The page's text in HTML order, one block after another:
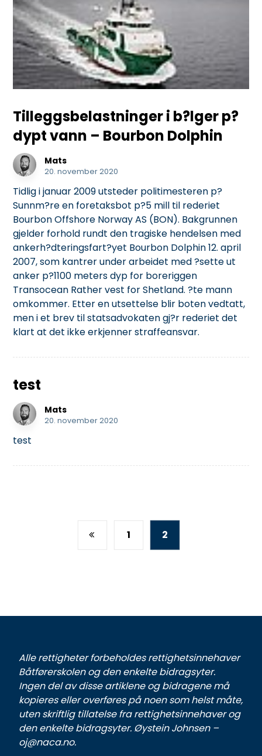
Tilleggsbelastninger i b?lger p?
dypt vann – Bourbon Dolphin
Mats
20. november 2020
Tidlig i januar 2009 utsteder politimesteren p?
Sunnm?re en foretaksbot p?5 mill til rederiet
Bourbon Offshore Norway AS (BON). Bakgrunnen
gjelder forhold rundt den tragiske hendelsen med
ankerh?dteringsfart?yet Bourbon Dolphin 12. april
2007, som kantrer under arbeidet med ?sette ut
anker p?1100 meters dyp for boreriggen
Transocean Rather vest for Shetland. ?te mann
omkommer. Etter en utsettelse blir boten vedtatt,
men i et brev til statsadvokaten gj?r rederiet det
klart at det ikke erkjenner straffeansvar.
test
Mats
20. november 2020
test
1 2
Alle rettigheter forbeholdes rettighetsinnehaver
Båtførerskolen og den enkelte bidragsyter.
Ingen del av disse artiklene og bidragene må
kopieres eller overføres på noen som helst måte,
uten skriftlig tillatelse fra rettighetsinnehaver og
den enkelte bidragsyter. Øystein Johnsen –
oj@naca.no.